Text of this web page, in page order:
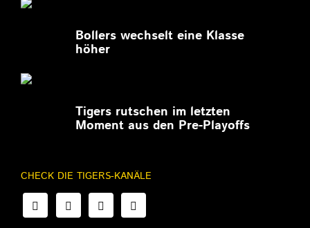
Bollers wechselt eine Klasse
höher
Tigers rutschen im letzten
Moment aus den Pre-Playoffs
CHECK DIE TIGERS-KANÄLE